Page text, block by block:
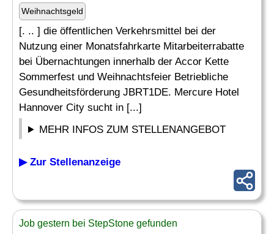
Weihnachtsgeld
[. .. ] die öffentlichen Verkehrsmittel bei der
Nutzung einer Monatsfahrkarte Mitarbeiterrabatte
bei Übernachtungen innerhalb der Accor Kette
Sommerfest und Weihnachtsfeier Betriebliche
Gesundheitsförderung JBRT1DE. Mercure Hotel
Hannover City sucht in [...]
MEHR INFOS ZUM STELLENANGEBOT
▶ Zur Stellenanzeige
Job gestern bei StepStone gefunden